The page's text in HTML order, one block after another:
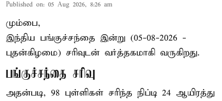
Published on: 05 Aug 2026, 8:26 am
மும்பை,
இந்திய பங்குச்சந்தை இன்று (05-08-2026 -
புதன்கிழமை) சரிவுடன் வர்த்தகமாகி வருகிறது.
பங்குச்சந்தை சரிவு
அதன்படி, 98 புள்ளிகள் சரிந்த நிப்டி 24 ஆயிரத்து